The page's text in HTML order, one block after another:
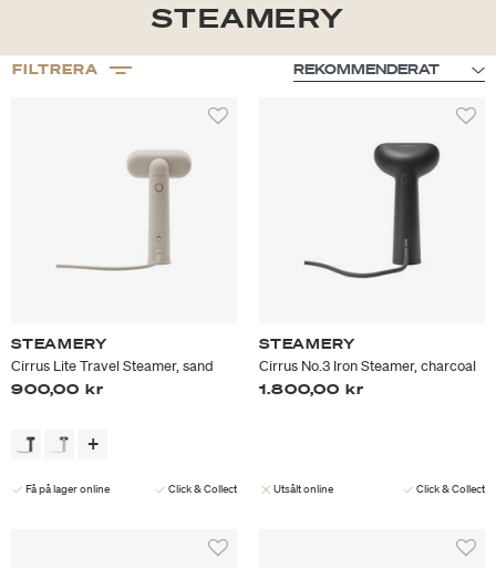
STEAMERY
FILTRERA
STEAMERY
Cirrus Lite Travel Steamer, sand
900,00 kr
Få på lager online Click & Collect
STEAMERY
Cirrus No.3 Iron Steamer, charcoal
1.800,00 kr
Utsålt online Click & Collect